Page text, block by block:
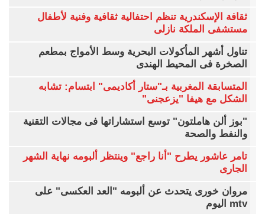
ثقافة الإسكندرية تنظم احتفالية ثقافية وفنية لأطفال
مستشفى الملكة نازلى
تناول أشهر المأكولات البحرية وسط الأمواج بمطعم
الصخرة فى المحيط الهندى
المتسابقة المغربية بـ"ستار أكاديمى" ابتسام: تشابه
الشكل مع هيفا "يزعجنى"
"بوز ألن هاملتون" توسع استشاراتها فى مجالات التقنية
والنفط والصحة
تامر عاشور يطرح "أنا راجع" وينتظر ألبومه نهاية الشهر
الجارى
مروان خورى يتحدث عن ألبومه "العد العكسى" على
mtv اليوم